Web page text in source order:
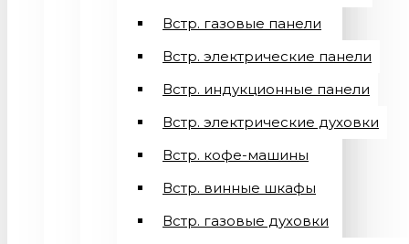
Встр. газовые панели
Встр. электрические панели
Встр. индукционные панели
Встр. электрические духовки
Встр. кофе-машины
Встр. винные шкафы
Встр. газовые духовки